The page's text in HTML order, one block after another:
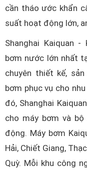
cần tháo ước khẩn
suất hoạt động lớn,
Shanghai Kaiquan
bơm nước lớn nhất
chuyên thiết kế,
bơm phục vụ cho
đó, Shanghai
cho máy bơm và
động. Máy bơm
Hải, Chiết Giang,
Quỳ. Mỗi khu công